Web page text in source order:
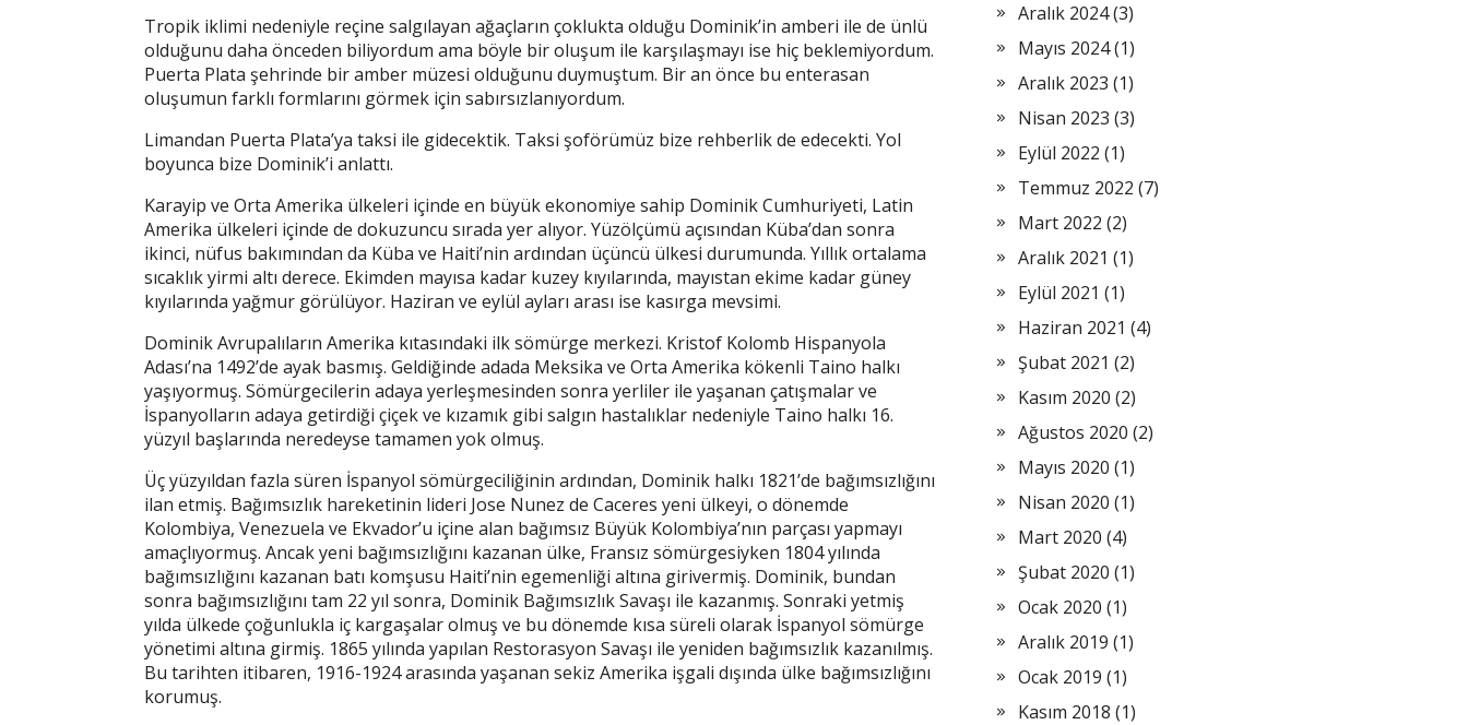
Tropik iklimi nedeniyle reçine salgılayan ağaçların çoklukta olduğu Dominik’in amberi ile de ünlü
olduğunu daha önceden biliyordum ama böyle bir oluşum ile karşılaşmayı ise hiç beklemiyordum.
Puerta Plata şehrinde bir amber müzesi olduğunu duymuştum. Bir an önce bu enterasan
oluşumun farklı formlarını görmek için sabırsızlanıyordum.
Limandan Puerta Plata’ya taksi ile gidecektik. Taksi şoförümüz bize rehberlik de edecekti. Yol
boyunca bize Dominik’i anlattı.
Karayip ve Orta Amerika ülkeleri içinde en büyük ekonomiye sahip Dominik Cumhuriyeti, Latin
Amerika ülkeleri içinde de dokuzuncu sırada yer alıyor. Yüzölçümü açısından Küba’dan sonra
ikinci, nüfus bakımından da Küba ve Haiti’nin ardından üçüncü ülkesi durumunda. Yıllık ortalama
sıcaklık yirmi altı derece. Ekimden mayısa kadar kuzey kıyılarında, mayıstan ekime kadar güney
kıyılarında yağmur görülüyor. Haziran ve eylül ayları arası ise kasırga mevsimi.
Dominik Avrupalıların Amerika kıtasındaki ilk sömürge merkezi. Kristof Kolomb Hispanyola
Adası’na 1492’de ayak basmış. Geldiğinde adada Meksika ve Orta Amerika kökenli Taino halkı
yaşıyormuş. Sömürgecilerin adaya yerleşmesinden sonra yerliler ile yaşanan çatışmalar ve
İspanyolların adaya getirdiği çiçek ve kızamık gibi salgın hastalıklar nedeniyle Taino halkı 16.
yüzyıl başlarında neredeyse tamamen yok olmuş.
Üç yüzyıldan fazla süren İspanyol sömürgeciliğinin ardından, Dominik halkı 1821’de bağımsızlığını
ilan etmiş. Bağımsızlık hareketinin lideri Jose Nunez de Caceres yeni ülkeyi, o dönemde
Kolombiya, Venezuela ve Ekvador’u içine alan bağımsız Büyük Kolombiya’nın parçası yapmayı
amaçlıyormuş. Ancak yeni bağımsızlığını kazanan ülke, Fransız sömürgesiyken 1804 yılında
bağımsızlığını kazanan batı komşusu Haiti’nin egemenliği altına girivermiş. Dominik, bundan
sonra bağımsızlığını tam 22 yıl sonra, Dominik Bağımsızlık Savaşı ile kazanmış. Sonraki yetmiş
yılda ülkede çoğunlukla iç kargaşalar olmuş ve bu dönemde kısa süreli olarak İspanyol sömürge
yönetimi altına girmiş. 1865 yılında yapılan Restorasyon Savaşı ile yeniden bağımsızlık kazanılmış.
Bu tarihten itibaren, 1916-1924 arasında yaşanan sekiz Amerika işgali dışında ülke bağımsızlığını
korumuş.
Aralık 2024(3)
Mayıs 2024(1)
Aralık 2023 (1)
Nisan 2023 (3)
Eylül 2022 (1)
Temmuz 2022 (7)
Mart 2022 (2)
Aralık 2021 (1)
Eylül 2021 (1)
Haziran 2021 (4)
Şubat 2021 (2)
Kasım 2020 (2)
Ağustos 2020 (2)
Mayıs 2020 (1)
Nisan 2020 (1)
Mart 2020 (4)
Şubat 2020 (1)
Ocak 2020 (1)
Aralık 2019 (1)
Ocak 2019 (1)
Kasım 2018 (1)